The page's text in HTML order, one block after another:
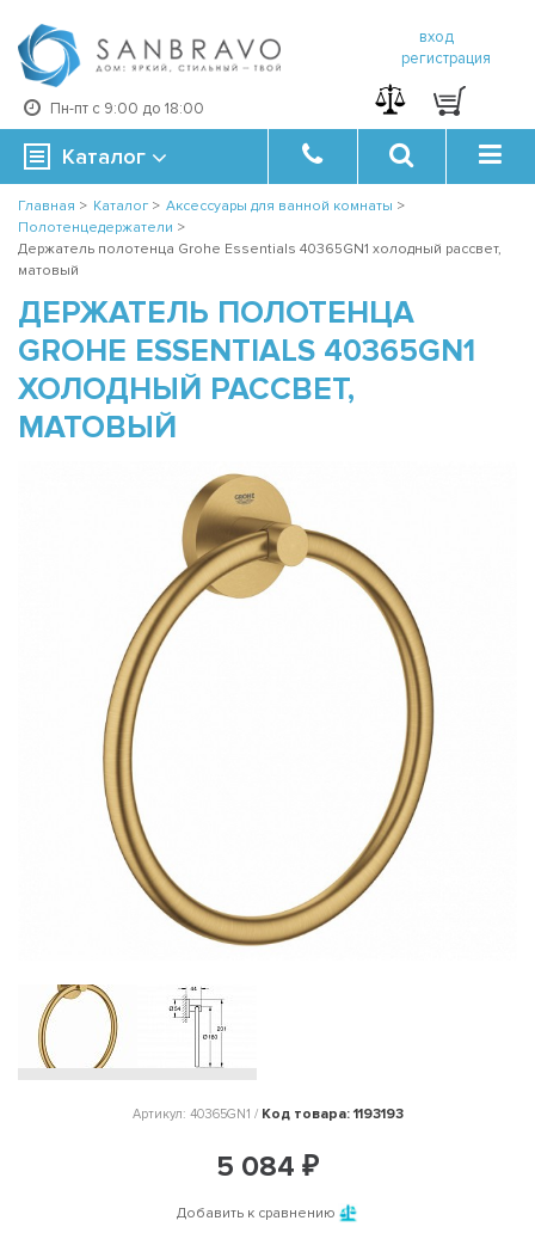
Пн-пт с 9:00 до 18:00
вход
регистрация
Каталог
Главная > Каталог > Аксессуары для ванной комнаты >
Полотенцедержатели >
Держатель полотенца Grohe Essentials 40365GN1 холодный рассвет,
матовый
ДЕРЖАТЕЛЬ ПОЛОТЕНЦА
GROHE ESSENTIALS 40365GN1
ХОЛОДНЫЙ РАССВЕТ,
МАТОВЫЙ
Артикул: 40365GN1 / Код товара: 1193193
5 084 ₽
Добавить к сравнению